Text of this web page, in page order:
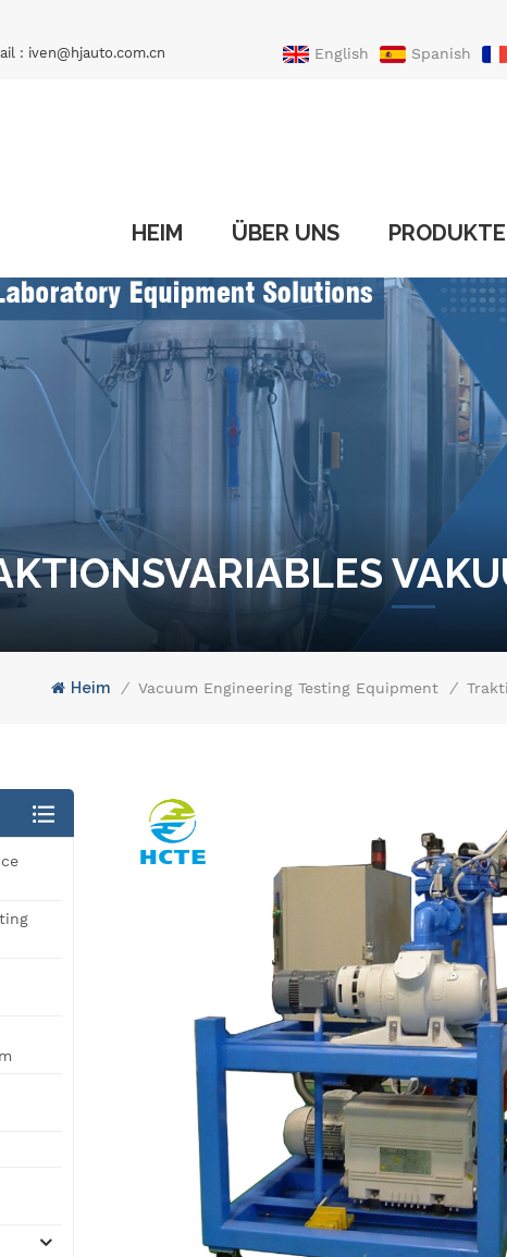
: iven@hjauto.com.cn English Spanish
HEIM ÜBER UNS PRODUKTE
Heim / Vacuum Engineering Testing Equipment /